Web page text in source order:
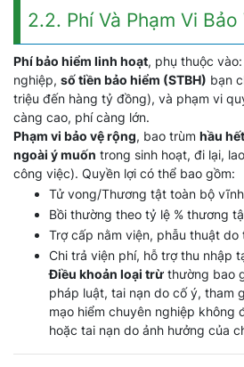
2.2. Phí Và Phạm Vi Bảo
Phí bảo hiểm linh hoạt, phụ thuộc
nghiệp, số tiền bảo hiểm (STBH) bạn
triệu đến hàng tỷ đồng), và phạm vi
càng cao, phí càng lớn.
Phạm vi bảo vệ rộng, bao trùm hầu
ngoài ý muốn trong sinh hoạt, đi lại,
công việc). Quyền lợi có thể bao gồm:
Tử vong/Thương tật toàn bộ
Bồi thường theo tỷ lệ % thương
Trợ cấp nằm viện, phẫu thuật do
Chi trả viện phí, hỗ trợ thu nhập
Điều khoản loại trừ thường bao
pháp luật, tai nạn do cố ý, tham
mạo hiểm chuyên nghiệp không
hoặc tai nạn do ảnh hưởng của